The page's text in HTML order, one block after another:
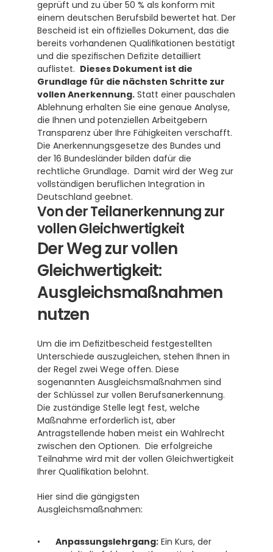
geprüft und zu über 50 % als konform mit
einem deutschen Berufsbild bewertet hat. Der
Bescheid ist ein offizielles Dokument, das die
bereits vorhandenen Qualifikationen bestätigt
und die spezifischen Defizite detailliert
auflistet. Dieses Dokument ist die
Grundlage für die nächsten Schritte zur
vollen Anerkennung. Statt einer pauschalen
Ablehnung erhalten Sie eine genaue Analyse,
die Ihnen und potenziellen Arbeitgebern
Transparenz über Ihre Fähigkeiten verschafft.
Die Anerkennungsgesetze des Bundes und
der 16 Bundesländer bilden dafür die
rechtliche Grundlage.  Damit wird der Weg zur
vollständigen beruflichen Integration in
Deutschland geebnet.
Von der Teilanerkennung zur
vollen Gleichwertigkeit
Der Weg zur vollen
Gleichwertigkeit:
Ausgleichsmaßnahmen
nutzen
Um die im Defizitbescheid festgestellten
Unterschiede auszugleichen, stehen Ihnen in
der Regel zwei Wege offen. Diese
sogenannten Ausgleichsmaßnahmen sind
der Schlüssel zur vollen Berufsanerkennung.
Die zuständige Stelle legt fest, welche
Maßnahme erforderlich ist, aber
Antragstellende haben meist ein Wahlrecht
zwischen den Optionen.  Die erfolgreiche
Teilnahme wird mit der vollen Gleichwertigkeit
Ihrer Qualifikation belohnt.
Hier sind die gängigsten
Ausgleichsmaßnahmen:
Anpassungslehrgang: Ein Kurs, der